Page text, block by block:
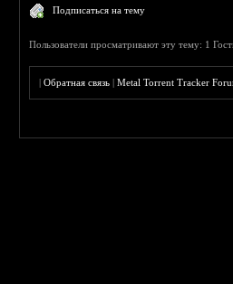
Подписаться на тему
Пользователи просматривают эту тему: 1
|Обратная связь |Metal Torrent Tracker